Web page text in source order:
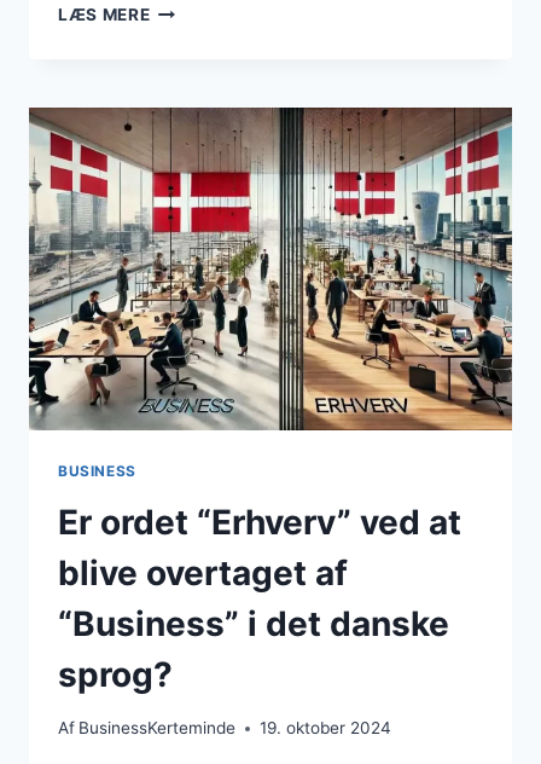
LÆS MEREBUSINESS
TRADITIONELLE
BRANCHER
BUSINESS
Er ordet “Erhverv” ved at
blive overtaget af
“Business” i det danske
sprog?
Af BusinessKerteminde 19. oktober 2024